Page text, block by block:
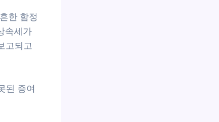
한 함정
속세가
고되고
된 증여